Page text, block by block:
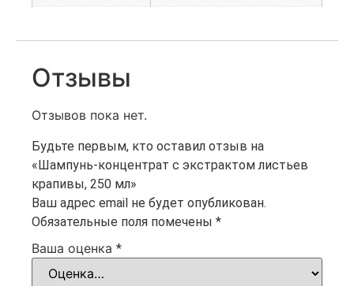
Отзывы
Отзывов пока нет.
Будьте первым, кто оставил отзыв на
«Шампунь-концентрат с экстрактом листьев
крапивы, 250 мл»
Ваш адрес email не будет опубликован.
Обязательные поля помечены *
Ваша оценка *